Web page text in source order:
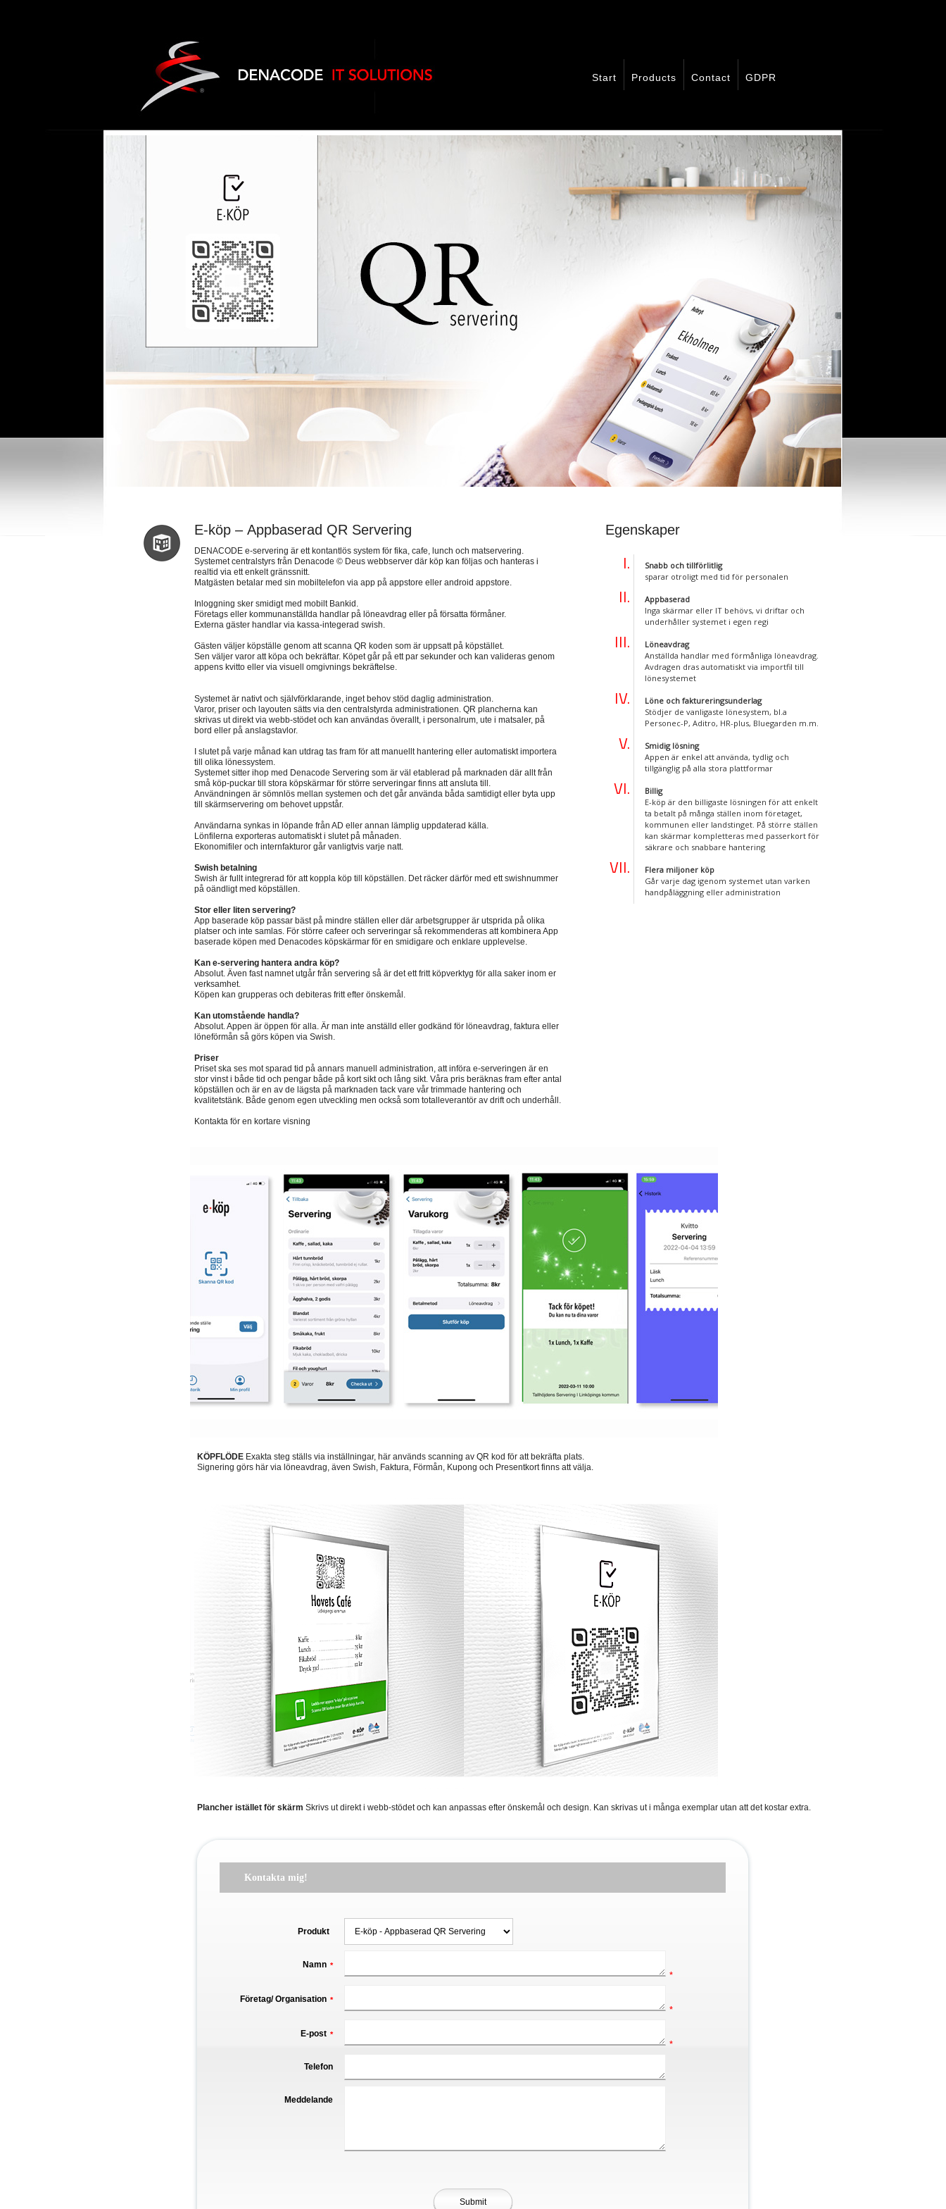
Start Products Contact GDPR
E-köp – Appbaserad QR Servering
DENACODE e-servering är ett kontantlös system för fika, cafe, lunch och matservering.
Systemet centralstyrs från Denacode © Deus webbserver där köp kan följas och hanteras i
realtid via ett enkelt gränssnitt.
Matgästen betalar med sin mobiltelefon via app på appstore eller android appstore.
Inloggning sker smidigt med mobilt Bankid.
Företags eller kommunanställda handlar på löneavdrag eller på försatta förmåner.
Externa gäster handlar via kassa-integerad swish.
Gästen väljer köpställe genom att scanna QR koden som är uppsatt på köpstället.
Sen väljer varor att köpa och bekräftar. Köpet går på ett par sekunder och kan valideras genom
appens kvitto eller via visuell omgivnings bekräftelse.
Systemet är nativt och självförklarande, inget behov stöd daglig administration.
Varor, priser och layouten sätts via den centralstyrda administrationen. QR plancherna kan
skrivas ut direkt via webb-stödet och kan användas överallt, i personalrum, ute i matsaler, på
bord eller på anslagstavlor.
I slutet på varje månad kan utdrag tas fram för att manuellt hantering eller automatiskt importera
till olika lönessystem.
Systemet sitter ihop med Denacode Servering som är väl etablerad på marknaden där allt från
små köp-puckar till stora köpskärmar för större serveringar finns att ansluta till.
Användningen är sömnlös mellan systemen och det går använda båda samtidigt eller byta upp
till skärmservering om behovet uppstår.
Användarna synkas in löpande från AD eller annan lämplig uppdaterad källa.
Lönfilerna exporteras automatiskt i slutet på månaden.
Ekonomifiler och internfakturor går vanligtvis varje natt.
Swish betalning
Swish är fullt integrerad för att koppla köp till köpställen. Det räcker därför med ett swishnummer
på oändligt med köpställen.
Stor eller liten servering?
App baserade köp passar bäst på mindre ställen eller där arbetsgrupper är utsprida på olika
platser och inte samlas. För större cafeer och serveringar så rekommenderas att kombinera App
baserade köpen med Denacodes köpskärmar för en smidigare och enklare upplevelse.
Kan e-servering hantera andra köp?
Absolut. Även fast namnet utgår från servering så är det ett fritt köpverktyg för alla saker inom er
verksamhet.
Köpen kan grupperas och debiteras fritt efter önskemål.
Kan utomstående handla?
Absolut. Appen är öppen för alla. Är man inte anställd eller godkänd för löneavdrag, faktura eller
löneförmån så görs köpen via Swish.
Priser
Priset ska ses mot sparad tid på annars manuell administration, att införa e-serveringen är en
stor vinst i både tid och pengar både på kort sikt och lång sikt. Våra pris beräknas fram efter antal
köpställen och är en av de lägsta på marknaden tack vare vår trimmade hantering och
kvalitetstänk. Både genom egen utveckling men också som totalleverantör av drift och underhåll.
Kontakta för en kortare visning
Egenskaper
Snabb och tillförlitlig
sparar otroligt med tid för personalen
Appbaserad
Inga skärmar eller IT behövs, vi driftar och
underhåller systemet i egen regi
Löneavdrag
Anställda handlar med förmånliga löneavdrag.
Avdragen dras automatiskt via importfil till
lönesystemet
Löne och faktureringsunderlag
Stödjer de vanligaste lönesystem, bl.a
Personec-P, Aditro, HR-plus, Bluegarden m.m.
Smidig lösning
Appen är enkel att använda, tydlig och
tillgänglig på alla stora plattformar
Billig
E-köp är den billigaste lösningen för att enkelt
ta betalt på många ställen inom företaget,
kommunen eller landstinget. På större ställen
kan skärmar kompletteras med passerkort för
säkrare och snabbare hantering
Flera miljoner köp
Går varje dag igenom systemet utan varken
handpåläggning eller administration
KÖPFLÖDE Exakta steg ställs via inställningar, här används scanning av QR kod för att bekräfta plats.
Signering görs här via löneavdrag, även Swish, Faktura, Förmån, Kupong och Presentkort finns att välja.
Plancher istället för skärm Skrivs ut direkt i webb-stödet och kan anpassas efter önskemål och design. Kan skrivas ut i många exemplar utan att det kostar extra.
Kontakta mig!
Produkt
Namn *
*
Företag/ Organisation *
*
E-post *
*
Telefon
Meddelande
Submit